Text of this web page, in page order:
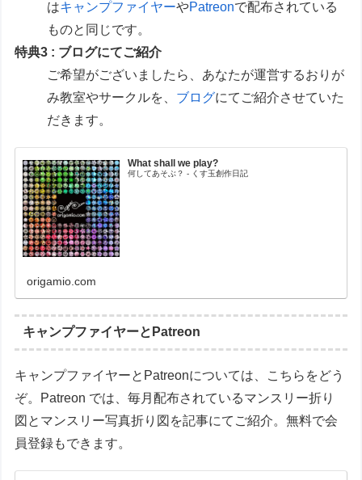
はキャンプファイヤーやPatreonで配布されている
ものと同じです。
特典3 : ブログにてご紹介
ご希望がございましたら、あなたが運営するおりが
み教室やサークルを、 ブログにてご紹介させていた
だきます。
What shall we play?
何してあそぶ？ - くす玉創作日記
origamio.com
キャンプファイヤーとPatreon
キャンプファイヤーとPatreonについては、こちらをどう
ぞ。Patreon では、毎月配布されているマンスリー折り
図とマンスリー写真折り図を記事にてご紹介。無料で会
員登録もできます。